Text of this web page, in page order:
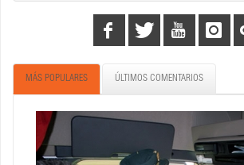
MÁS POPULARES ÚLTIMOS COMENTARIOS